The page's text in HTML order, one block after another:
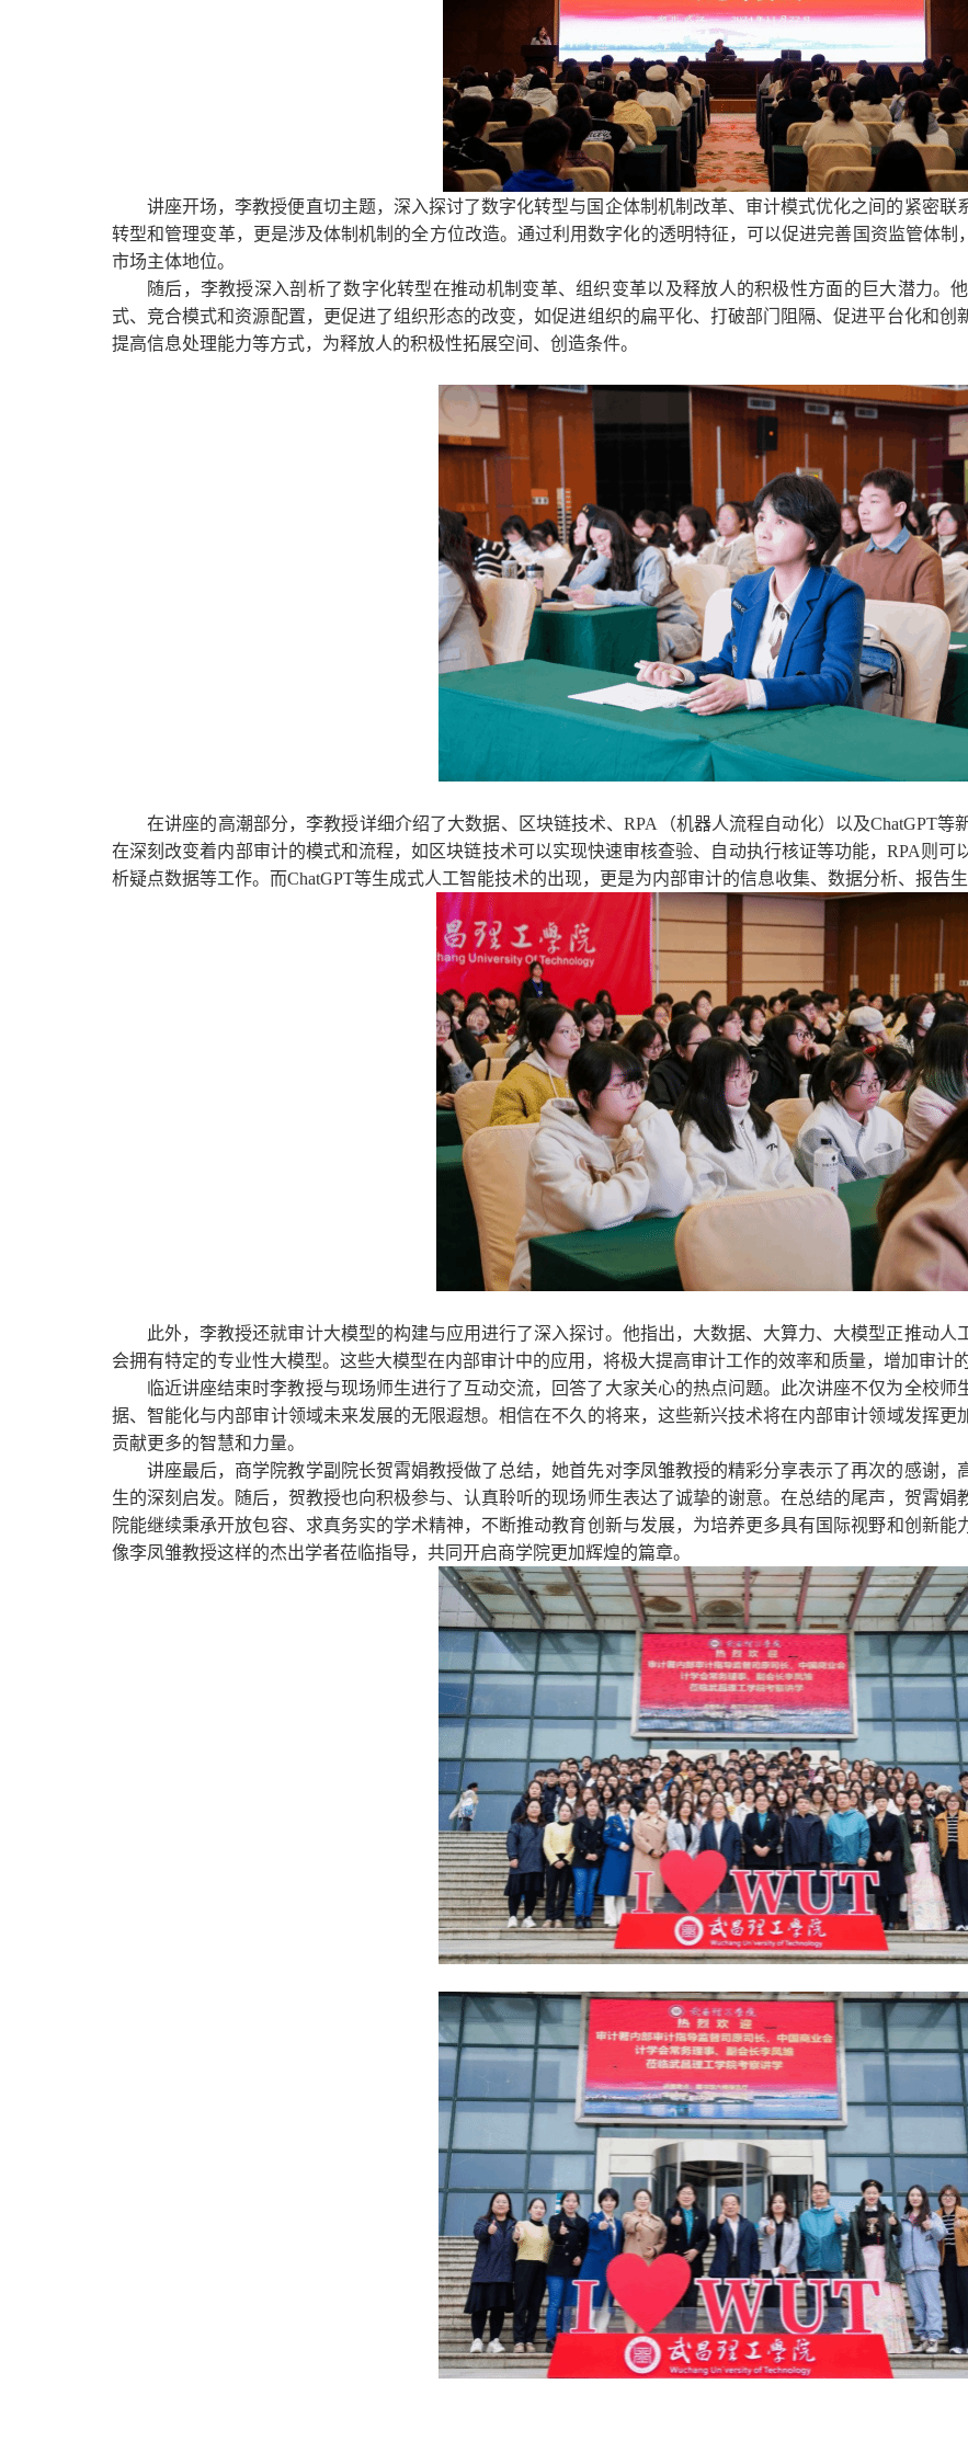
讲座开场，李教授便直切主题，深入探讨了数字化转型与国企体制机制改革、审计模式优化之间的紧密
转型和管理变革，更是涉及体制机制的全方位改造。通过利用数字化的透明特征，可以促进完善国资监管体制
市场主体地位。
随后，李教授深入剖析了数字化转型在推动机制变革、组织变革以及释放人的积极性方面的巨大潜力。
式、竞合模式和资源配置，更促进了组织形态的改变，如促进组织的扁平化、打破部门阻隔、促进平台化和创
提高信息处理能力等方式，为释放人的积极性拓展空间、创造条件。
在讲座的高潮部分，李教授详细介绍了大数据、区块链技术、RPA （机器人流程自动化）以及ChatGPT等
在深刻改变着内部审计的模式和流程，如区块链技术可以实现快速审核查验、自动执行核证等功能，RPA则可
析疑点数据等工作。而ChatGPT等生成式人工智能技术的出现，更是为内部审计的信息收集、数据分析、报告
此外，李教授还就审计大模型的构建与应用进行了深入探讨。他指出，大数据、大算力、大模型正推动
会拥有特定的专业性大模型。这些大模型在内部审计中的应用，将极大提高审计工作的效率和质量，增加审计
临近讲座结束时李教授与现场师生进行了互动交流，回答了大家关心的热点问题。此次讲座不仅为全校
据、智能化与内部审计领域未来发展的无限遐想。相信在不久的将来，这些新兴技术将在内部审计领域发挥
贡献更多的智慧和力量。
讲座最后，商学院教学副院长贺霄娟教授做了总结，她首先对李凤雏教授的精彩分享表示了再次的感谢
生的深刻启发。随后，贺教授也向积极参与、认真聆听的现场师生表达了诚挚的谢意。在总结的尾声，贺霄
院能继续秉承开放包容、求真务实的学术精神，不断推动教育创新与发展，为培养更多具有国际视野和创新
像李凤雏教授这样的杰出学者莅临指导，共同开启商学院更加辉煌的篇章。